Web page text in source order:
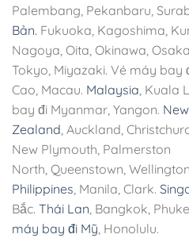
Palembang, Pekanbaru,
Bản. Fukuoka, Kagoshima,
Nagoya, Oita, Okinawa,
Tokyo, Miyazaki. Vé máy bay
Cao, Macau. Malaysia, Kuala
bay đi Myanmar, Yangon. New
Zealand, Auckland,
New Plymouth, Palmerston
North, Queenstown,
Philippines, Manila, Clark.
Bắc. Thái Lan, Bangkok,
máy bay đi Mỹ, Honolulu.